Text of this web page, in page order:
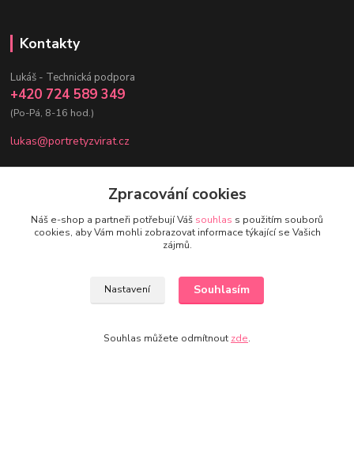
Kontakty
Lukáš - Technická podpora
+420 724 589 349
(Po-Pá, 8-16 hod.)
lukas@portretyzvirat.cz
Kontakty
+420 736 432 678
(Po-Pá, 8-16 hod.)
Zpracování cookies
Náš e-shop a partneři potřebují Váš souhlas s použitím souborů
cookies, aby Vám mohli zobrazovat informace týkající se Vašich
zájmů.
Nastavení Souhlasím
Souhlas můžete odmítnout zde.